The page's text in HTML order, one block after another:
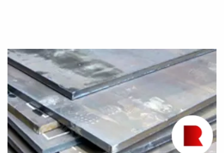
5140,00
520,00
5200,00
5250,00
5300,00
5400,00
5450,00